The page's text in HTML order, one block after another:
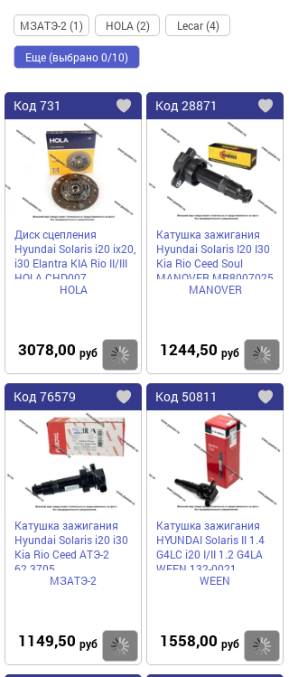
МЗАТЭ-2 (1) HOLA (2) Lecar (4)
Еще (выбрано 0/10)
Код 731
Добавить
избранное
Диск сцепления
Hyundai Solaris i20 ix20,
i30 Elantra KIA Rio II/III
HOLA CHD007
HOLA
3078,00 руб Купить
Код 28871
Катушка зажигания
Hyundai Solaris I20 I30
Kia Rio Ceed Soul
MANOVER MR8007025
MANOVER
1244,50 руб
Код 76579
Добавить
избранное
Катушка зажигания
Hyundai Solaris i20 i30
Kia Rio Ceed АТЭ-2
62.3705
МЗАТЭ-2
1149,50 руб Купить
Код 50811
Катушка зажигания
HYUNDAI Solaris II 1.4
G4LC i20 I/II 1.2 G4LA
WEEN 132-0021
WEEN
1558,00 руб